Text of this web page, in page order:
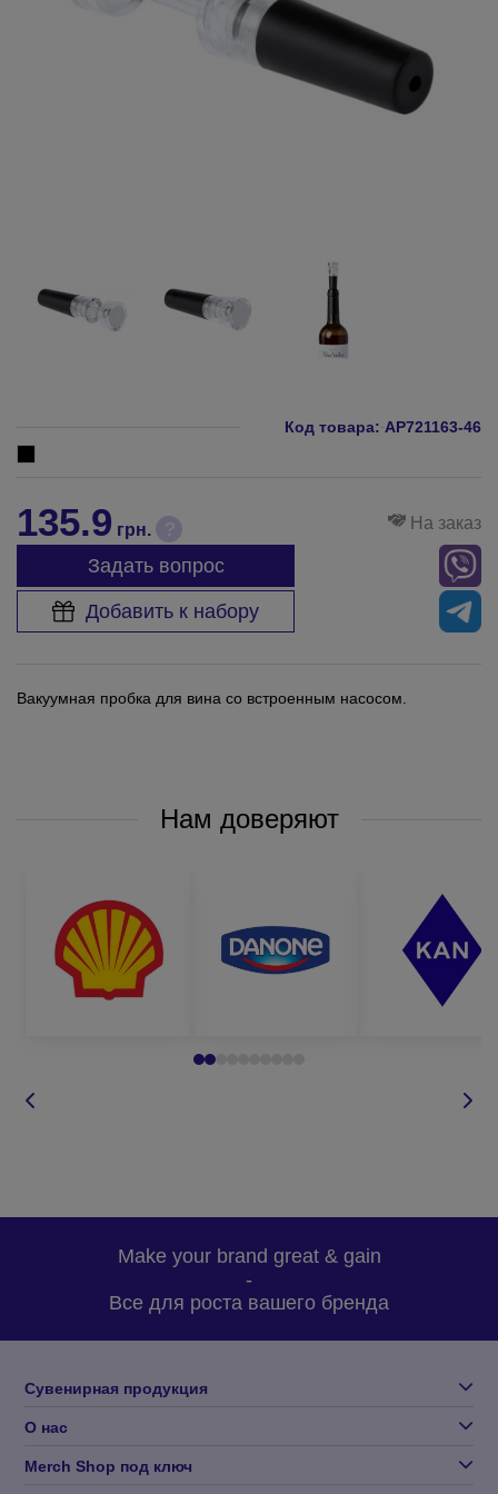
Код товара: AP721163-46
135.9 грн. ? На заказ
Задать вопрос
Добавить к набору
Вакуумная пробка для вина со встроенным насосом.
Нам доверяют
Make your brand great & gain
-
Все для роста вашего бренда
Сувенирная продукция
О нас
Merch Shop под ключ